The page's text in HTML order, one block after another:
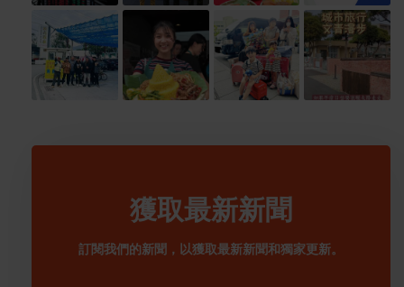
獲取最新新聞
訂閱我們的新聞，以獲取最新新聞和獨家更新。